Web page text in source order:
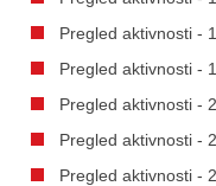
Pregled aktivnosti -
Pregled aktivnosti -
Pregled aktivnosti -
Pregled aktivnosti -
Pregled aktivnosti -